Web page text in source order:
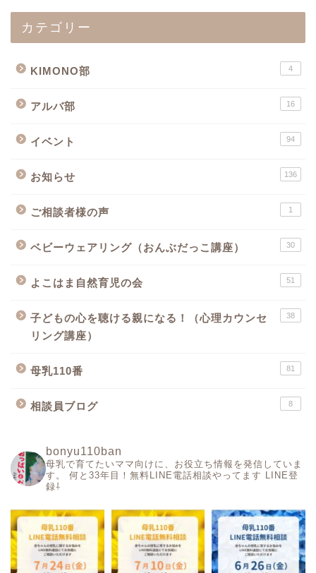
カテゴリー
KIMONO部 4
アルバ部 16
イベント 94
お知らせ 136
ご相談者様の声 1
ベビーウェアリング（おんぶだっこ講座） 30
よこはま自然育児の会 51
子どもの心を聴ける親になる！（心理カウンセ
リング講座）
38
母乳110番 81
相談員ブログ 8
bonyu110ban
母乳で育てたいママ向けに、お役立ち情報を発信していま
す。
何と33年目！無料LINE電話相談やってます LINE登
録⇩